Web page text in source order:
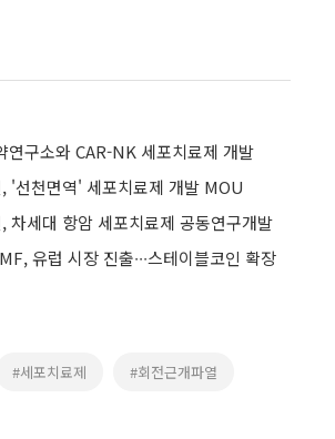
연구소와 CAR-NK 세포치료제 개발
'선천면역' 세포치료제 개발 MOU
차세대 항암 세포치료제 공동연구개발
유럽 시장 진출∙∙∙스테이블코인 확장
#세포치료제 #회전근개파열